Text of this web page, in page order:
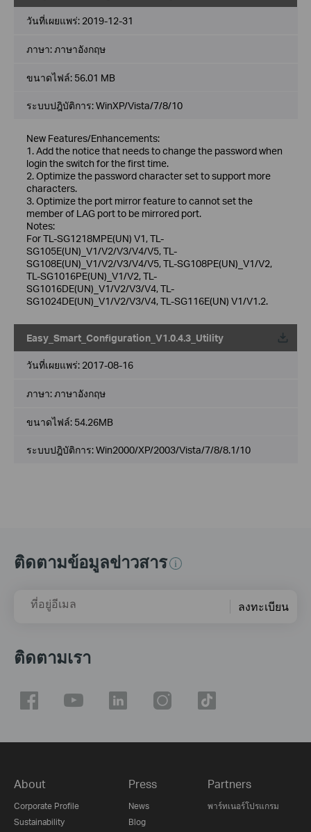
วันที่เผยแพร่: 2019-12-31
ภาษา:ภาษาอังกฤษ
ขนาดไฟล์: 56.01 MB
ระบบปฎิบัติการ: WinXP/Vista/7/8/10
New Features/Enhancements:
1. Add the notice that needs to change the password when
login the switch for the first time.
2. Optimize the password character set to support more
characters.
3. Optimize the port mirror feature to cannot set the
member of LAG port to be mirrored port.
Notes:
For TL-SG1218MPE(UN) V1, TL-
SG105E(UN)_V1/V2/V3/V4/V5, TL-
SG108E(UN)_V1/V2/V3/V4/V5, TL-SG108PE(UN)_V1/V2,
TL-SG1016PE(UN)_V1/V2, TL-
SG1016DE(UN)_V1/V2/V3/V4, TL-
SG1024DE(UN)_V1/V2/V3/V4, TL-SG116E(UN) V1/V1.2.
Easy_Smart_Configuration_V1.0.4.3_Utility
วันที่เผยแพร่: 2017-08-16
ภาษา:ภาษาอังกฤษ
ขนาดไฟล์: 54.26MB
ระบบปฎิบัติการ: Win2000/XP/2003/Vista/7/8/8.1/10
ติดตามข้อมูลข่าวสาร
ที่อยู่อีเมล ลงทะเบียน
ติดตามเรา
About
Corporate Profile
Sustainability
Press
News
Blog
Partners
พาร์ทเนอร์โปรแกรม